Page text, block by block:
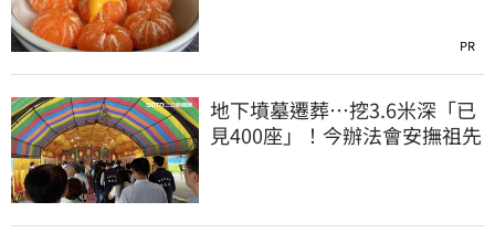
PR
地下墳墓遷葬…挖3.6米深「已
見400座」！今辦法會安撫祖先